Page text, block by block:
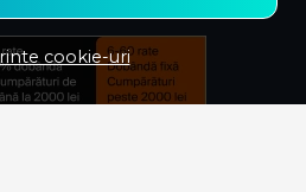
cookie-uri